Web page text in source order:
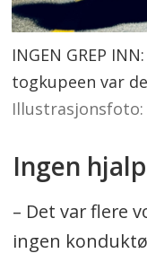
INGEN GREP
togkupeen var
Illustrasjonsfoto:
Ingen
– Det var flere
ingen